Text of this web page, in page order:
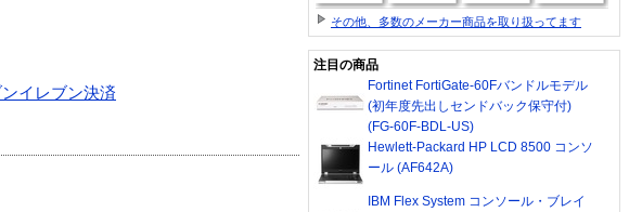
イレブン決済
その他、多数のメーカー商品を取り扱ってます
注目の商品
Fortinet FortiGate-60Fバンドルモデル
(初年度先出しセンドバック保守付)
(FG-60F-BDL-US)
Hewlett-Packard HP LCD 8500 コンソ
ール (AF642A)
IBM Flex System コンソール・ブレイ